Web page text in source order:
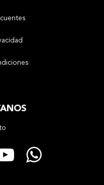
YouTube